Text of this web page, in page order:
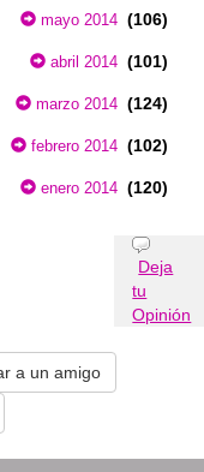
mayo 2014 (106)
abril 2014 (101)
marzo 2014 (124)
febrero 2014 (102)
enero 2014 (120)
Deja
tu
Opinión
a un amigo